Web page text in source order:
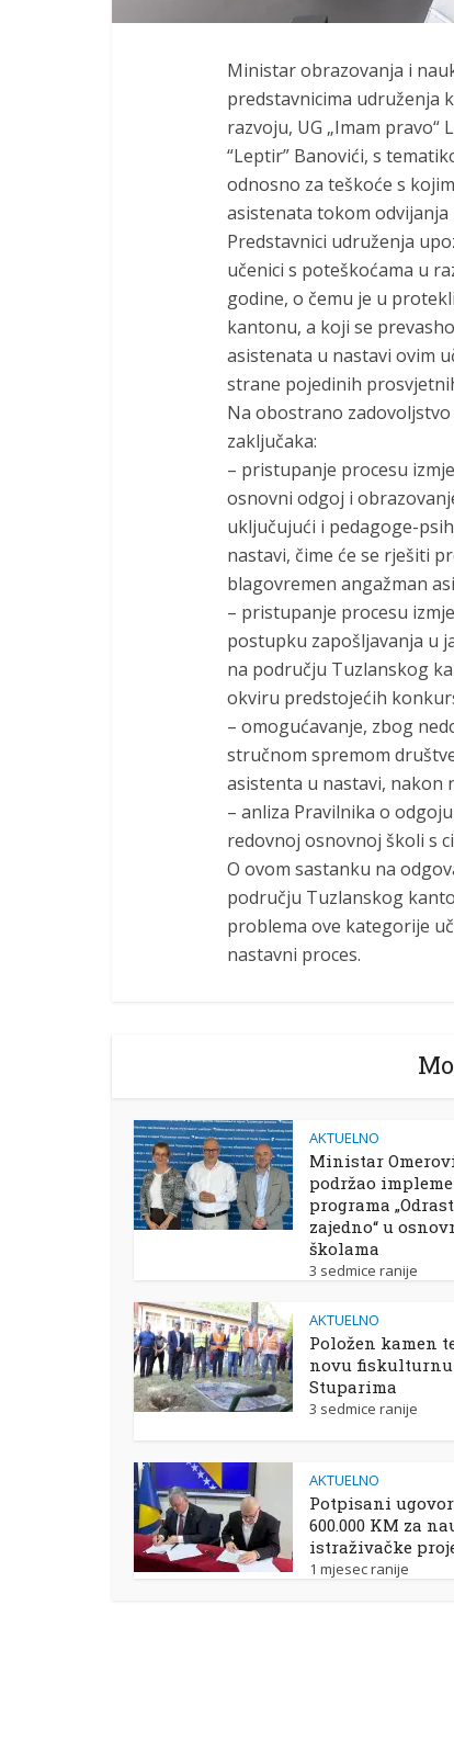
Ministar obrazovanja i
predstavnicima udruženja
razvoju, UG „Imam pravo“
“Leptir” Banovići, s
odnosno za teškoće s
asistenata tokom odvijanja
Predstavnici udruženja
učenici s poteškoćama u
godine, o čemu je u
kantonu, a koji se
asistenata u nastavi ovim
strane pojedinih
Na obostrano
zaključaka:
– pristupanje procesu
osnovni odgoj i
uključujući i pedagoge-
nastavi, čime će se rješiti
blagovremen angažman
– pristupanje procesu
postupku zapošljavanja u
na području Tuzlanskog
okviru predstojećih
– omogućavanje, zbog
stručnom spremom
asistenta u nastavi, nakon
– anliza Pravilnika o
redovnoj osnovnoj školi s
O ovom sastanku na
području Tuzlanskog
problema ove kategorije
nastavni proces.
AKTUELNO
Ministar
podržao
programa
zajedno“ u
školama
3 sedmice ranije
AKTUELNO
Položen kamen
novu
Stuparima
3 sedmice ranije
AKTUELNO
Potpisani
600.000 KM za
istraživačke
1 mjesec ranije